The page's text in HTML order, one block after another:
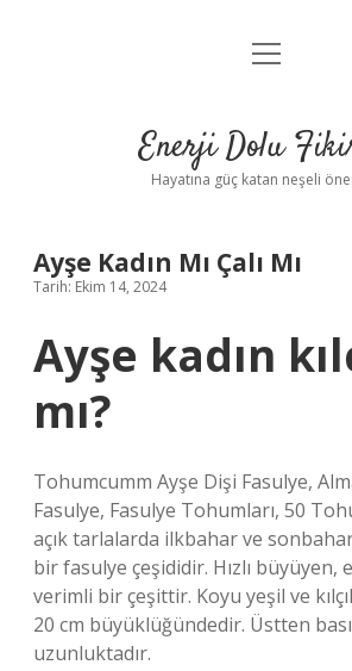
Anasayfa
Yasal Uyarı
menüyü
Enerji Dolu
Hayatına güç katan neşeli
Ayşe Kadın Mı Çalı Mı
Tarih: Ekim 14, 2024
Ayşe kadın
mı?
Tohumcumm Ayşe Dişi Fasulye,
Fasulye, Fasulye Tohumları, 50
açık tarlalarda ilkbahar ve
bir fasulye çeşididir. Hızlı büyüyen,
verimli bir çeşittir. Koyu yeşil ve
20 cm büyüklüğündedir. Üstten
uzunluktadır.